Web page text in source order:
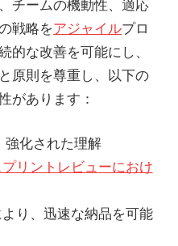
チームの機動性、適応
戦略をアジャイルプロ
的な改善を可能にし、
原則を尊重し、以下の
があります：
強化された理解
リントレビューにおけ
り、迅速な納品を可能